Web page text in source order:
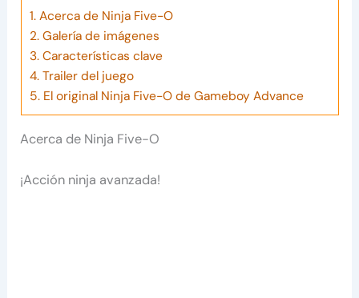
1.Acerca de Ninja Five-O
2.Galería de imágenes
3.Características clave
4.Trailer del juego
5.El original Ninja Five-O de Gameboy Advance
Acerca de Ninja Five-O
¡Acción ninja avanzada!